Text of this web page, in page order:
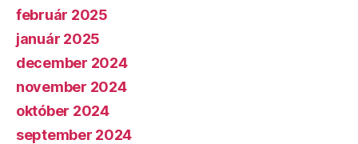
február 2025
január 2025
december 2024
november 2024
október 2024
september 2024